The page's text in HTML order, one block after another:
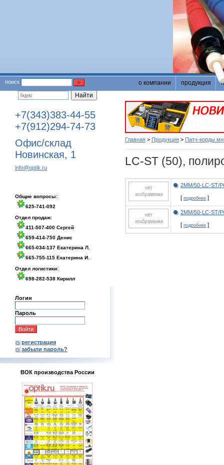
поиск о компании продукция
+7(343)383-44-55
+7(912)294-74-73
Офис/склад
Новинская, 1
info@optik.ru
Общие вопросы:
625-741-092
Отдел продаж:
411-507-400 Сергей
659-414-750 Денис
665-034-137 Екатерина Л.
665-755-115 Екатерина И.
Отдел логистики:
698-282-538 Кирилл
Логин
Пароль
регистрация
забыли пароль?
ВОК производства России
Главная > Продукция > Патч-корды
LC-ST (50),
2MM/50-LC-ST/
[ подробнее ]
2MM/50-LC-ST/
[ подробнее ]